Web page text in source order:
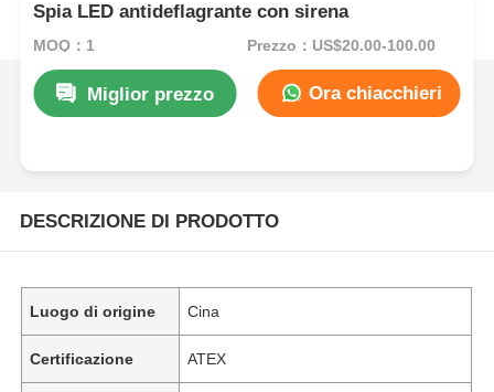
Spia LED antideflagrante con sirena
MOQ：1 Prezzo：US$20.00-100.00
Miglior prezzo Ora chiacchieri
DESCRIZIONE DI PRODOTTO
Luogo di origine Cina
Certificazione ATEX